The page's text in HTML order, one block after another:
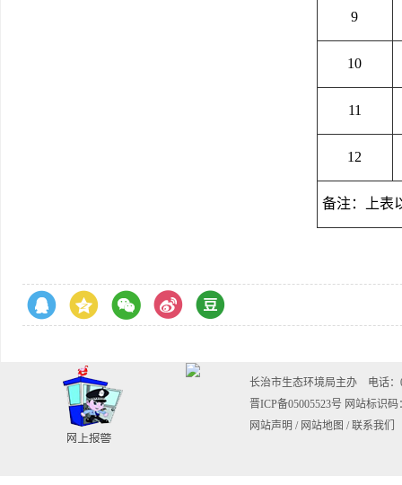
9
10
11
12
备注：上表
长治市生态环境局主办 电话：
晋ICP备05005523号 网站标识码
网站声明 / 网站地图 / 联系我们